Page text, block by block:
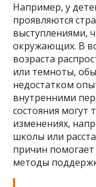
Например, у
проявляются
выступлениями,
окружающих. В
возраста
или темноты,
недостатком
внутренними
состояния могут
изменениях,
школы или
причин
методы